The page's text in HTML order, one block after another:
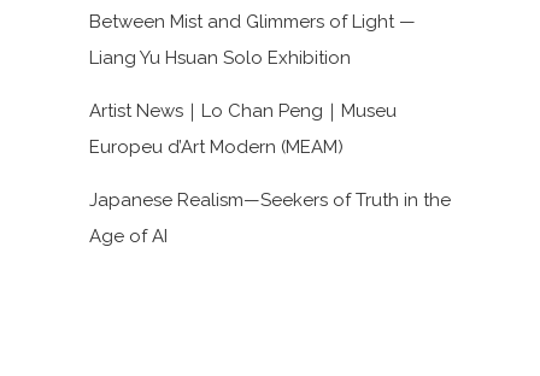
Between Mist and Glimmers of Light —
Liang Yu Hsuan Solo Exhibition
Artist News｜Lo Chan Peng｜Museu
Europeu d’Art Modern (MEAM)
Japanese Realism—Seekers of Truth in the
Age of AI